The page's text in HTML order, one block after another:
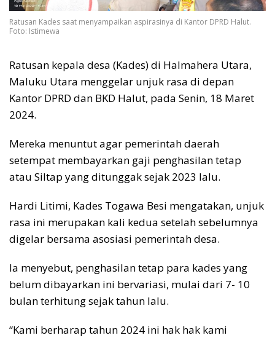
Ratusan Kades saat menyampaikan aspirasinya di Kantor DPRD Halut.
Foto: Istimewa
Ratusan kepala desa (Kades) di Halmahera Utara,
Maluku Utara menggelar unjuk rasa di depan
Kantor DPRD dan BKD Halut, pada Senin, 18 Maret
2024.
Mereka menuntut agar pemerintah daerah
setempat membayarkan gaji penghasilan tetap
atau Siltap yang ditunggak sejak 2023 lalu.
Hardi Litimi, Kades Togawa Besi mengatakan, unjuk
rasa ini merupakan kali kedua setelah sebelumnya
digelar bersama asosiasi pemerintah desa.
Ia menyebut, penghasilan tetap para kades yang
belum dibayarkan ini bervariasi, mulai dari 7- 10
bulan terhitung sejak tahun lalu.
“Kami berharap tahun 2024 ini hak hak kami